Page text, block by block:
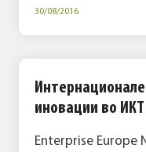
30/08/2016
иновации во ИКТ
Enterprise Europe